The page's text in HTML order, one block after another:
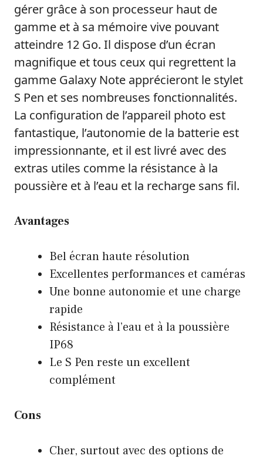
gérer grâce à son processeur haut de
gamme et à sa mémoire vive pouvant
atteindre 12 Go. Il dispose d’un écran
magnifique et tous ceux qui regrettent la
gamme Galaxy Note apprécieront le stylet
S Pen et ses nombreuses fonctionnalités.
La configuration de l’appareil photo est
fantastique, l’autonomie de la batterie est
impressionnante, et il est livré avec des
extras utiles comme la résistance à la
poussière et à l’eau et la recharge sans fil.
Avantages
Bel écran haute résolution
Excellentes performances et caméras
Une bonne autonomie et une charge
rapide
Résistance à l’eau et à la poussière
IP68
Le S Pen reste un excellent
complément
Cons
Cher, surtout avec des options de